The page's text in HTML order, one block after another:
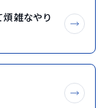
雑なやり